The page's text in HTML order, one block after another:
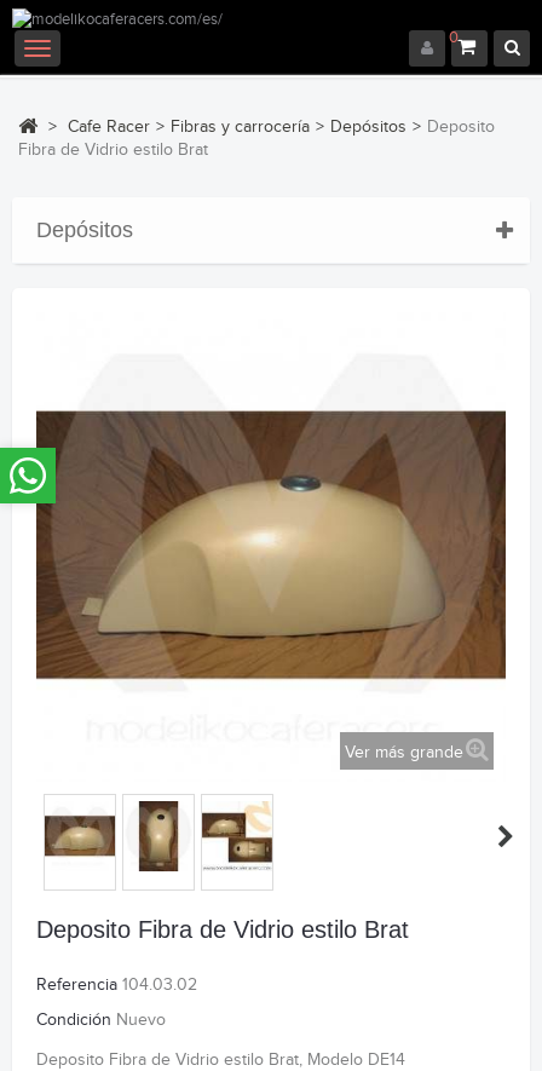
0
Navegación
Toggle
> Cafe Racer > Fibras y carrocería > Depósitos > Deposito
Fibra de Vidrio estilo Brat
Depósitos
Ver más grande
Deposito Fibra de Vidrio estilo Brat
Referencia 104.03.02
Condición Nuevo
Deposito Fibra de Vidrio estilo Brat, Modelo DE14